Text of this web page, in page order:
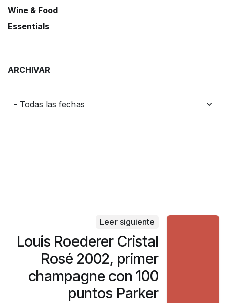
Wine & Food
Essentials
ARCHIVAR
Leer siguiente
Louis Roederer Cristal
Rosé 2002, primer
champagne con 100
puntos Parker